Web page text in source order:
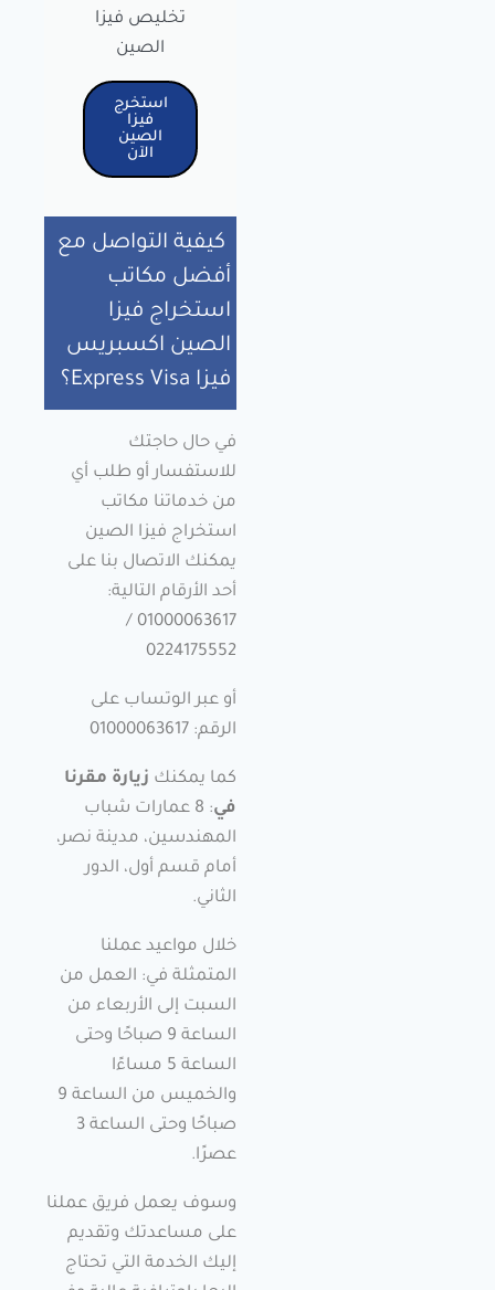
تخليص فيزا
الصين
استخرج
فيزا
الصين
الآن
كيفية التواصل مع
أفضل مكاتب
استخراج فيزا
الصين اكسبريس
فيزا Express Visa؟
في حال حاجتك
للاستفسار أو طلب أي
من خدماتنا مكاتب
استخراج فيزا الصين
يمكنك الاتصال بنا على
أحد الأرقام التالية:
01000063617 /
0224175552
أو عبر الوتساب على
الرقم: 01000063617
كما يمكنك زيارة مقرنا
في
: 8 عمارات شباب
المهندسين، مدينة نصر،
أمام قسم أول، الدور
الثاني.
خلال مواعيد عملنا
المتمثلة في: العمل من
السبت إلى الأربعاء من
الساعة 9 صباحًا وحتى
الساعة 5 مساءًا
والخميس من الساعة 9
صباحًا وحتى الساعة 3
عصرًا.
وسوف يعمل فريق عملنا
على مساعدتك وتقديم
إليك الخدمة التي تحتاج